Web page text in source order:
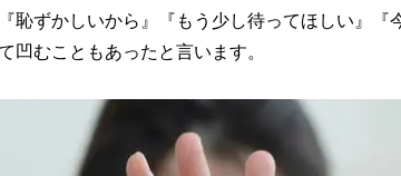
恥ずかしいから』『もう少し待ってほしい』『
凹むこともあったと言います。